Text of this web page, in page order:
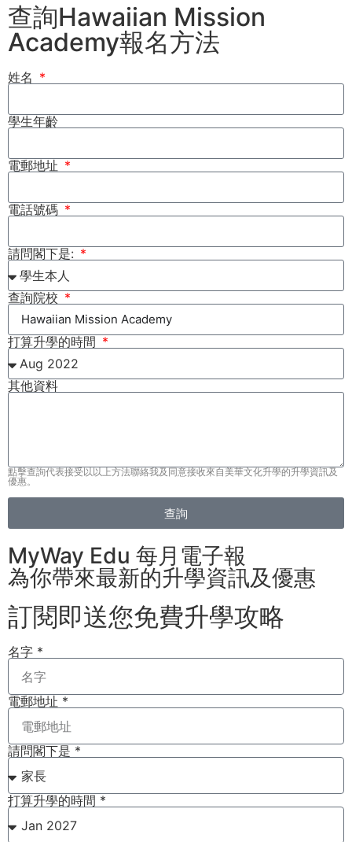
查詢Hawaiian Mission
Academy報名方法
姓名
學生年齡
電郵地址
電話號碼
請問閣下是:
查詢院校
打算升學的時間
其他資料
點擊查詢代表接受以以上方法聯絡我及同意接收來自美華文化升學的升學資訊及
優惠。
查詢
MyWay Edu 每月電子報
為你帶來最新的升學資訊及優惠
訂閱即送您免費升學攻略​
名字 *
電郵地址 *
請問閣下是 *
打算升學的時間 *